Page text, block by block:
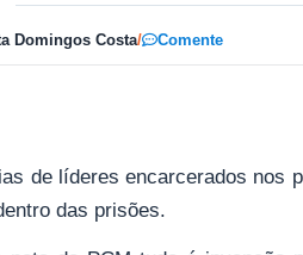
Domingos Costa/ Comente
de líderes encarcerados nos
das prisões.